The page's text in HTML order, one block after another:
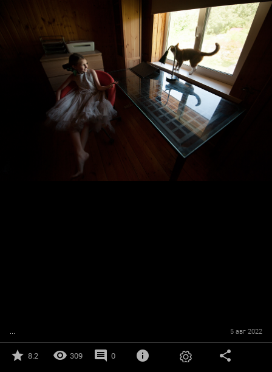
5 авг 2022
8.2 309 0